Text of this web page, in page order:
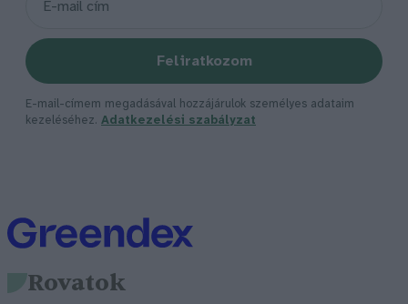
Feliratkozom
E-mail-címem megadásával hozzájárulok személyes adataim
kezeléséhez. Adatkezelési szabályzat
Rovatok